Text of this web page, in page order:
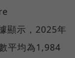
顯示，2025年
平均為1,984